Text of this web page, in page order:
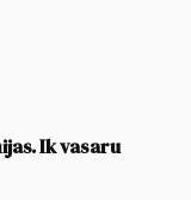
Ik vasaru